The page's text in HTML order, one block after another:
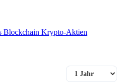
Blockchain Krypto-Aktien